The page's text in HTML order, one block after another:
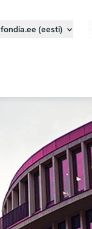
fondia.ee (eesti)